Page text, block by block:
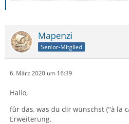
Mapenzi
Senior-Mitglied
6. März 2020 um 16:39
Hallo,
fûr das, was du dir wünschst ("à la
Erweiterung.